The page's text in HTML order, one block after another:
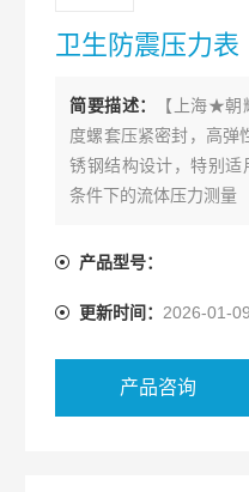
卫生防震压力表
简要描述：
【上海★朝
度螺套压紧密封，高弹
锈钢结构设计，特别适
条件下的流体压力测量
产品型号：
更新时间： 2026-01-09
产品咨询